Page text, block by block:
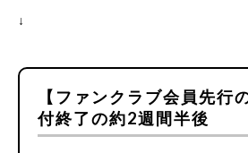
↓
【ファンクラブ会員先行
付終了の約2週間半後